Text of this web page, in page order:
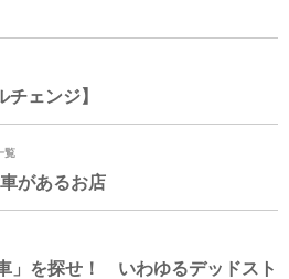
ェンジ】
覧
があるお店
」を探せ！ いわゆるデッドスト